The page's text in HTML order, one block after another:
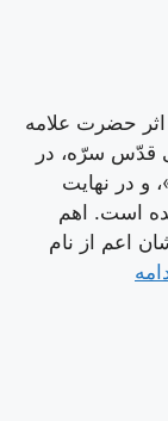
حضرت علامه
قدّس سرّه، در
در نهایت
است. اهم
اعم از نام